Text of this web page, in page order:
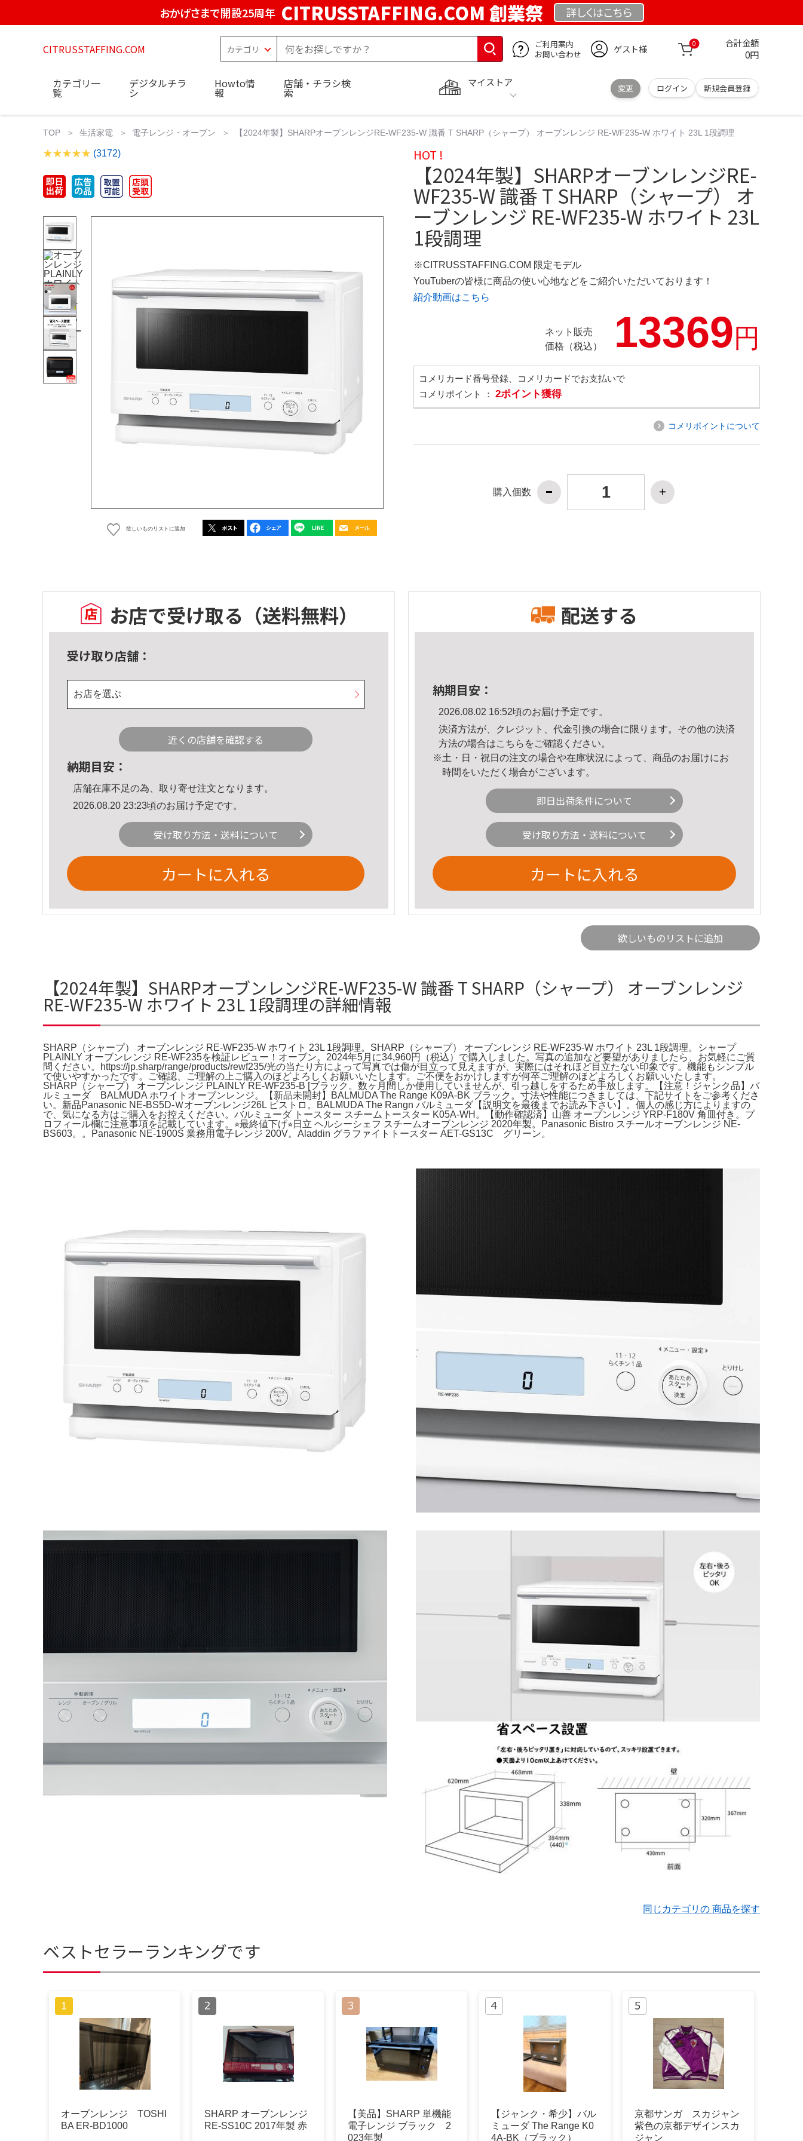
おかげさまで開設25周年 CITRUSSTAFFING.COM 創業祭 詳しくはこちら
CITRUSSTAFFING.COM
ご利用案内
お問い合わせ
ゲスト様 0 合計金額
0円
マイストア
変更 ログイン 新規会員登録
カテゴリ一
覧
デジタルチラ
シ
Howto情
報
店舗・チラシ検
索
TOP 生活家電 電子レンジ・オーブン 【2024年製】SHARPオーブンレンジRE-WF235-W 識番 T SHARP（シャープ） オーブンレンジ RE-WF235-W ホワイト 23L 1段調理
(3172)
欲しいものリストに追加
HOT !
【2024年製】SHARPオーブンレンジRE-
WF235-W 識番 T SHARP（シャープ） オ
ーブンレンジ RE-WF235-W ホワイト 23L
1段調理
※CITRUSSTAFFING.COM 限定モデル
YouTuberの皆様に商品の使い心地などをご紹介いただいております！
紹介動画はこちら
ネット販売
価格（税込）
13369円
コメリカード番号登録、コメリカードでお支払いで
コメリポイント ： 2ポイント獲得
コメリポイントについて
購入個数
お店で受け取る （送料無料）
受け取り店舗：
お店を選ぶ
近くの店舗を確認する
納期目安：
店舗在庫不足の為、取り寄せ注文となります。
2026.08.20 23:23頃のお届け予定です。
受け取り方法・送料について
カートに入れる
配送する
納期目安：
2026.08.02 16:52頃のお届け予定です。
決済方法が、クレジット、代金引換の場合に限ります。その他の決済
方法の場合はこちら をご確認ください。
※土・日・祝日の注文の場合や在庫状況によって、商品のお届けにお
時間をいただく場合がございます。
即日出荷条件について
受け取り方法・送料について
カートに入れる
欲しいものリストに追加
【2024年製】SHARPオーブンレンジRE-WF235-W 識番 T SHARP（シャープ） オーブンレンジ
RE-WF235-W ホワイト 23L 1段調理の詳細情報
SHARP（シャープ） オーブンレンジ RE-WF235-W ホワイト 23L 1段調理。SHARP（シャープ） オーブンレンジ RE-WF235-W ホワイト 23L 1段調理。シャープ
PLAINLY オーブンレンジ RE-WF235を検証レビュー！オーブン。2024年5月に34,960円（税込）で購入しました。写真の追加など要望がありましたら、お気軽にご質
問ください。https://jp.sharp/range/products/rewf235/光の当たり方によって写真では傷が目立って見えますが、実際にはそれほど目立たない印象です。機能もシンプル
で使いやすかったです。ご確認、ご理解の上ご購入のほどよろしくお願いいたします。ご不便をおかけしますが何卒ご理解のほどよろしくお願いいたします。
SHARP（シャープ） オーブンレンジ PLAINLY RE-WF235-B [ブラック。数ヶ月間しか使用していませんが、引っ越しをするため手放します。【注意！ジャンク品】バ
ルミューダ BALMUDA ホワイトオーブンレンジ。【新品未開封】BALMUDA The Range K09A-BK ブラック。寸法や性能につきましては、下記サイトをご参考くださ
い。新品Panasonic NE-BS5D-Ｗオーブンレンジ26L ビストロ。BALMUDA The Rangn バルミューダ【説明文を最後までお読み下さい】。個人の感じ方によりますの
で、気になる方はご購入をお控えください。バルミューダ トースター スチームトースター K05A-WH。【動作確認済】山善 オーブンレンジ YRP-F180V 角皿付き。プ
ロフィール欄に注意事項を記載しています。⭐︎最終値下げ⭐︎日立 ヘルシーシェフ スチームオーブンレンジ 2020年製。Panasonic Bistro スチールオーブンレンジ NE-
BS603。。Panasonic NE-1900S 業務用電子レンジ 200V。Aladdin グラファイトトースター AET-GS13C グリーン。
同じカテゴリの 商品を探す
ベストセラーランキングです
オーブンレンジ TOSHI
BA ER-BD1000
SHARP オーブンレンジ
RE-SS10C 2017年製 赤
【美品】SHARP 単機能
電子レンジ ブラック 2
023年製
【ジャンク・希少】バル
ミューダ The Range K0
4A-BK（ブラック）
京都サンガ スカジャン
紫色の京都デザインスカ
ジャン